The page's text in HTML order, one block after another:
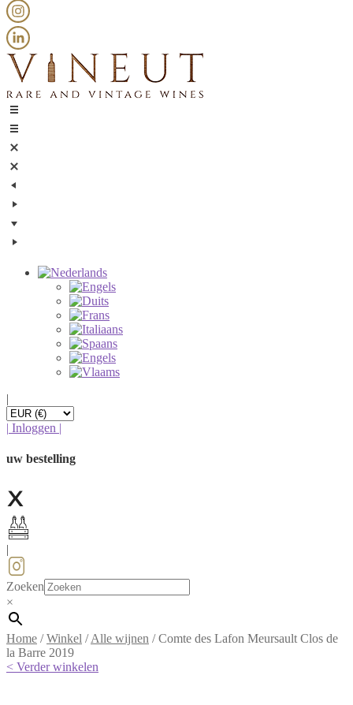
|
| Inloggen |
uw bestelling
Zoeken
×
Home /Winkel /Alle wijnen /Comte des Lafon Meursault Clos de
la Barre 2019
< Verder winkelen